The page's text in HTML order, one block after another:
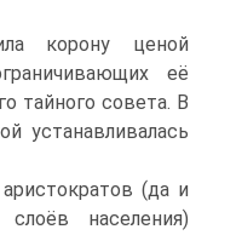
корону ценой
её
тайного совета. В
устанавливалась
(да и
населения)